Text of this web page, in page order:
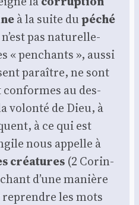
à la suite dupéché
n’est pas natu­rel­le­
« pen­chants », aus­si
paraître, ne sont
conformes au des­
volon­té de Dieu, à
à ce qui est
nous appelle à
créa­tures (2 Corin­
d’une manière
les mots